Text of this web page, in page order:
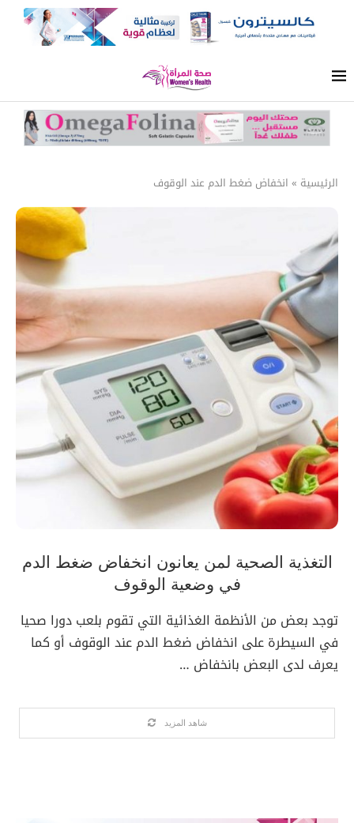
الرئيسية » انخفاض ضغط الدم عند الوقوف
التغذية الصحية لمن يعانون انخفاض ضغط الدم
في وضعية الوقوف
توجد بعض من الأنظمة الغذائية التي تقوم بلعب دورا صحيا
في السيطرة على انخفاض ضغط الدم عند الوقوف أو كما
يعرف لدى البعض بانخفاض …
شاهد المزيد